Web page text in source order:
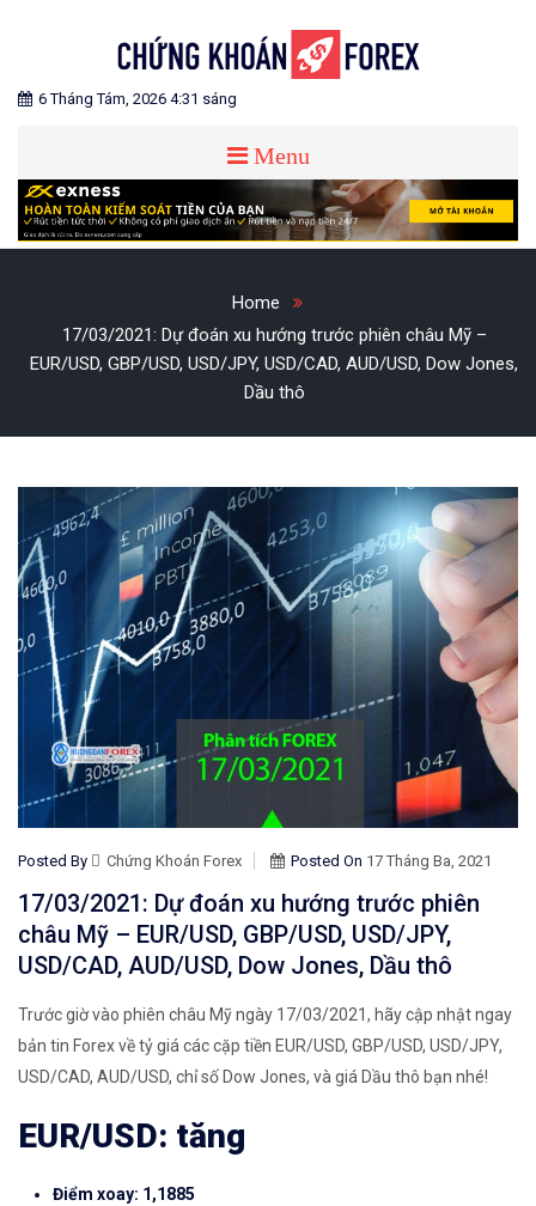
CHỨNG KHOÁN FOREX
Blog chia sẻ về Chứng Khoán và Forex
6 Tháng Tám, 2026 4:31 sáng
Menu
Home
17/03/2021: Dự đoán xu hướng trước phiên châu Mỹ –
EUR/USD, GBP/USD, USD/JPY, USD/CAD, AUD/USD, Dow Jones,
Dầu thô
Posted By Chứng Khoán Forex Posted On 17 Tháng Ba, 2021
17/03/2021: Dự đoán xu hướng trước phiên
châu Mỹ – EUR/USD, GBP/USD, USD/JPY,
USD/CAD, AUD/USD, Dow Jones, Dầu thô
Trước giờ vào phiên châu Mỹ ngày 17/03/2021, hãy cập nhật ngay
bản tin Forex về tỷ giá các cặp tiền EUR/USD, GBP/USD, USD/JPY,
USD/CAD, AUD/USD, chỉ số Dow Jones, và giá Dầu thô bạn nhé!
EUR/USD: tăng
Điểm xoay: 1,1885